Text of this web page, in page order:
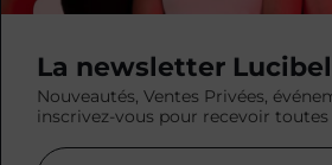
La newsletter
Nouveautés, Ventes Privées,
inscrivez-vous pour recevoir